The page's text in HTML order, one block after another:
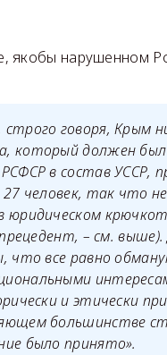
якобы нарушенном
говоря, Крым
который должен
в состав УССР,
человек, так что
– см.
что все равно
и этически
большинстве
было принято».